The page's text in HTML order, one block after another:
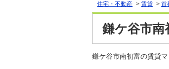
住宅・不動産 > 賃貸 > 首
鎌ケ谷市南
鎌ケ谷市南初富の賃貸